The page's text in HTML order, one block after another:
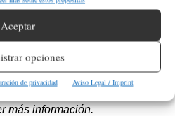
Aceptar
opciones
de privacidad Aviso Legal / Imprint
más información.